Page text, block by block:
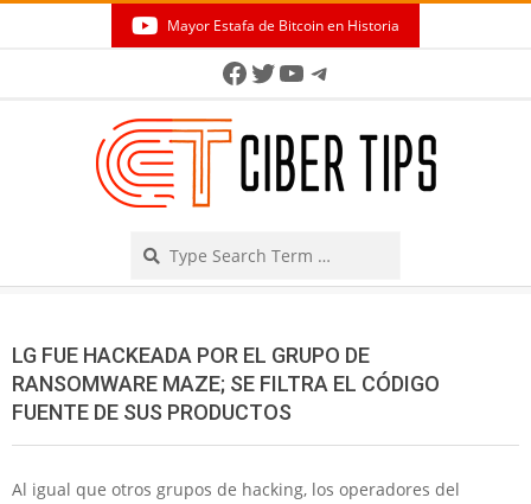
Mayor Estafa de Bitcoin en Historia
Facebook
Twitter
YouTube
Telegram
LG FUE HACKEADA POR EL GRUPO DE
RANSOMWARE MAZE; SE FILTRA EL CÓDIGO
FUENTE DE SUS PRODUCTOS
Al igual que otros grupos de hacking, los operadores del